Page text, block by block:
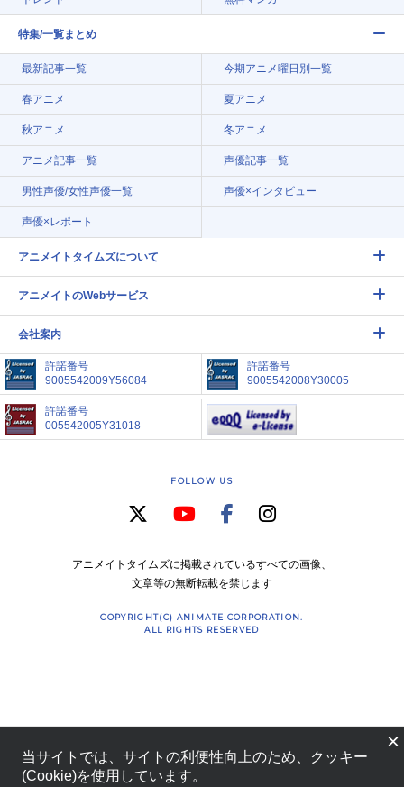
特集/一覧まとめ
最新記事一覧 今期アニメ曜日別一覧
春アニメ 夏アニメ
秋アニメ 冬アニメ
アニメ記事一覧 声優記事一覧
男性声優/女性声優一覧 声優×インタビュー
声優×レポート
アニメイトタイムズについて
アニメイトのWebサービス
会社案内
許諾番号
9005542009Y56084
許諾番号
9005542008Y30005
許諾番号
005542005Y31018
FOLLOW US
アニメイトタイムズに掲載されているすべての画像、
文章等の無断転載を禁じます
COPYRIGHT(C) ANIMATE CORPORATION.
ALL RIGHTS RESERVED
×
当サイトでは、サイトの利便性向上のため、クッキー
(Cookie)を使用しています。